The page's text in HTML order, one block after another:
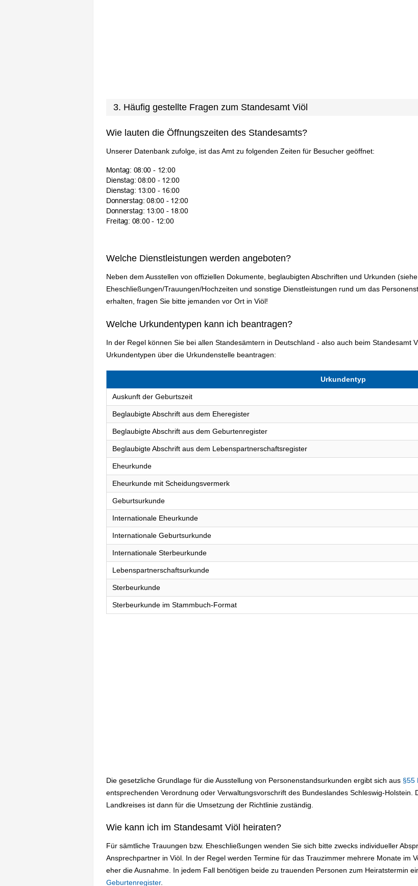
3. Häufig gestellte Fragen zum Standesamt Viöl
Wie lauten die Öffnungszeiten des Standesamts?
Unserer Datenbank zufolge, ist das Amt zu folgenden Zeiten für Besucher geöffnet:
Welche Dienstleistungen werden angeboten?
Neben dem Ausstellen von offiziellen Dokumente, beglaubigten Abschriften und Urkunden
Eheschließungen/Trauungen/Hochzeiten und sonstige Dienstleistungen rund um das
erhalten, fragen Sie bitte jemanden vor Ort in Viöl!
Welche Urkundentypen kann ich beantragen?
In der Regel können Sie bei allen Standesämtern in Deutschland - also auch beim Standesamt
Urkundentypen über die Urkundenstelle beantragen:
Urkundentyp
Auskunft der Geburtszeit
Beglaubigte Abschrift aus dem Eheregister
Beglaubigte Abschrift aus dem Geburtenregister
Beglaubigte Abschrift aus dem Lebenspartnerschaftsregister
Eheurkunde
Eheurkunde mit Scheidungsvermerk
Geburtsurkunde
Internationale Eheurkunde
Internationale Geburtsurkunde
Internationale Sterbeurkunde
Lebenspartnerschaftsurkunde
Sterbeurkunde
Sterbeurkunde im Stammbuch-Format
Die gesetzliche Grundlage für die Ausstellung von Personenstandsurkunden ergibt sich aus §55
entsprechenden Verordnung oder Verwaltungsvorschrift des Bundeslandes Schleswig-
Landkreises ist dann für die Umsetzung der Richtlinie zuständig.
Wie kann ich im Standesamt Viöl heiraten?
Für sämtliche Trauungen bzw. Eheschließungen wenden Sie sich bitte zwecks individueller
Ansprechpartner in Viöl. In der Regel werden Termine für das Trauzimmer mehrere Monate im
eher die Ausnahme. In jedem Fall benötigen beide zu trauenden Personen zum Heiratstermin
Geburtenregister.